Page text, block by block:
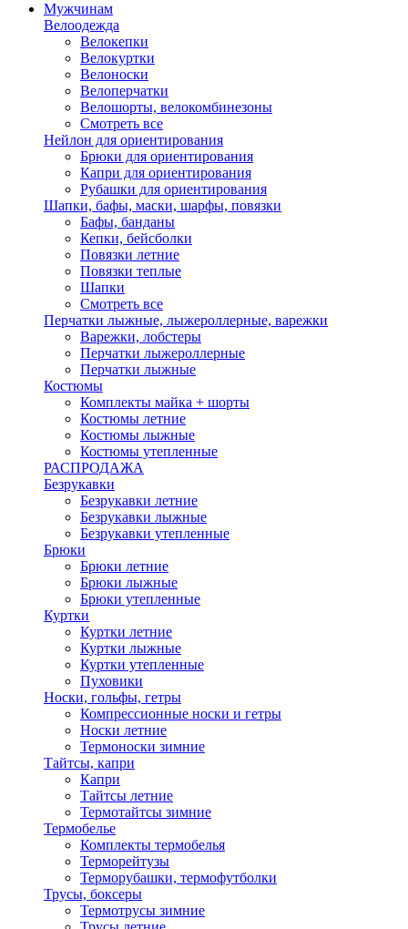
Мужчинам
Велоодежда
Велокепки
Велокуртки
Велоноски
Велоперчатки
Велошорты, велокомбинезоны
Смотреть все
Нейлон для ориентирования
Брюки для ориентирования
Капри для ориентирования
Рубашки для ориентирования
Шапки, бафы, маски, шарфы, повязки
Бафы, банданы
Кепки, бейсболки
Повязки летние
Повязки теплые
Шапки
Смотреть все
Перчатки лыжные, лыжероллерные, варежки
Варежки, лобстеры
Перчатки лыжероллерные
Перчатки лыжные
Костюмы
Комплекты майка + шорты
Костюмы летние
Костюмы лыжные
Костюмы утепленные
РАСПРОДАЖА
Безрукавки
Безрукавки летние
Безрукавки лыжные
Безрукавки утепленные
Брюки
Брюки летние
Брюки лыжные
Брюки утепленные
Куртки
Куртки летние
Куртки лыжные
Куртки утепленные
Пуховики
Носки, гольфы, гетры
Компрессионные носки и гетры
Носки летние
Термоноски зимние
Тайтсы, капри
Капри
Тайтсы летние
Термотайтсы зимние
Термобелье
Комплекты термобелья
Терморейтузы
Терморубашки, термофутболки
Трусы, боксеры
Термотрусы зимние